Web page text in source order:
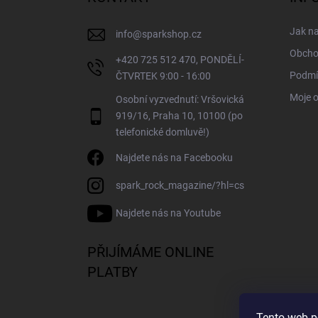
info@sparkshop.cz
+420 725 512 470, PONDĚLÍ-
ČTVRTEK 9:00 - 16:00
Osobní vyzvednutí: Vršovická
919/16, Praha 10, 10100 (po
telefonické domluvě!)
Najdete nás na Facebooku
spark_rock_magazine/?hl=cs
Najdete nás na Youtube
Jak
Moje
PŘIJÍMÁME ONLINE
PLATBY